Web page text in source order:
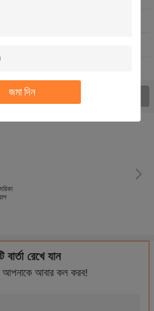
জমা দিন
সকল পণ্য দেখুন
বার্তা রেখে যান
আপনাকে আবার কল করব!
পেইন্টিং পোর্ট্রেট হাতে আঁকা বিবাহের প্রতিকৃতি